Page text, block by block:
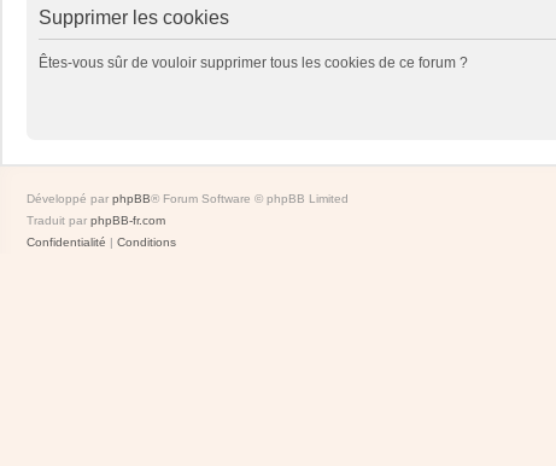
Supprimer les cookies
Êtes-vous sûr de vouloir supprimer tous les cookies de ce forum ?
Développé par phpBB® Forum Software © phpBB Limited
Traduit par phpBB-fr.com
Confidentialité | Conditions